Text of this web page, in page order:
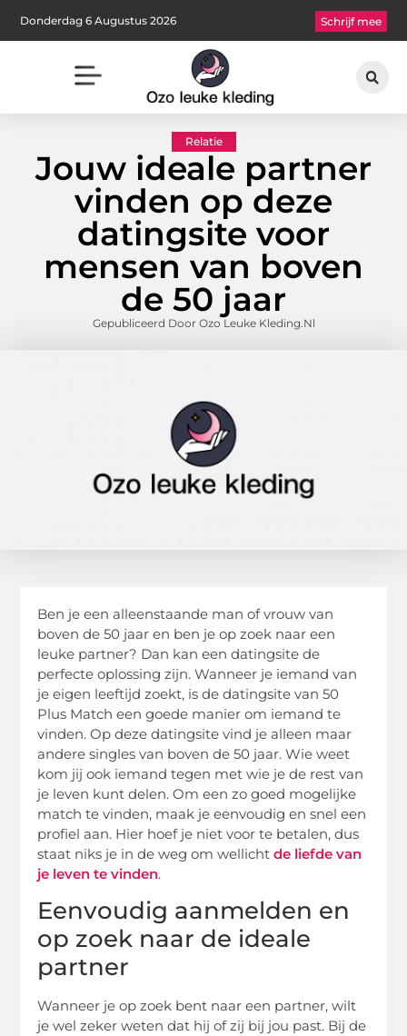
Donderdag 6 Augustus 2026 Schrijf mee
Relatie
Jouw ideale partner
vinden op deze
datingsite voor
mensen van boven
de 50 jaar
Gepubliceerd Door Ozo Leuke Kleding.nl
Ben je een alleenstaande man of vrouw van
boven de 50 jaar en ben je op zoek naar een
leuke partner? Dan kan een datingsite de
perfecte oplossing zijn. Wanneer je iemand van
je eigen leeftijd zoekt, is de datingsite van 50
Plus Match een goede manier om iemand te
vinden. Op deze datingsite vind je alleen maar
andere singles van boven de 50 jaar. Wie weet
kom jij ook iemand tegen met wie je de rest van
je leven kunt delen. Om een zo goed mogelijke
match te vinden, maak je eenvoudig en snel een
profiel aan. Hier hoef je niet voor te betalen, dus
staat niks je in de weg om wellichtde liefde van
je leven te vinden.
Eenvoudig aanmelden en
op zoek naar de ideale
partner
Wanneer je op zoek bent naar een partner, wilt
je wel zeker weten dat hij of zij bij jou past. Bij de